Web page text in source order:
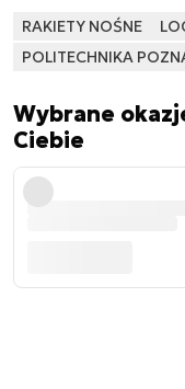
RAKIETY NOŚNE
POLITECHNIKA
Wybrane
Ciebie